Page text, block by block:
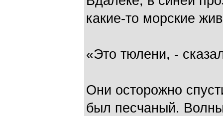
какие-то морские
«Это тюлени, -
Они осторожно
был песчаный.